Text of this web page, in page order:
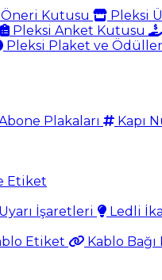
Kutusu Pleksi
Pleksi Anket Kutusu
Pleksi Plaket ve Ödüller
Plakaları
Kapı
Etiket
İşaretleri
Ledli
Etiket Kablo